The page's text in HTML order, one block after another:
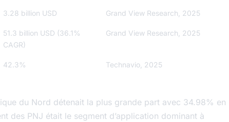
3.28 billion USD Grand View Research, 2025
51.3 billion USD (36.1%
CAGR)
Grand View Research, 2025
42.3% Technavio, 2025
du Nord détenait la plus grande part avec 34.98% en
des PNJ était le segment d’application dominant à